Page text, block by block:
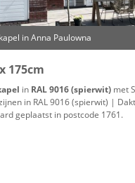
in Anna Paulowna
175cm
in RAL 9016 (spierwit) met
in RAL 9016 (spierwit) |
geplaatst in postcode 1761.